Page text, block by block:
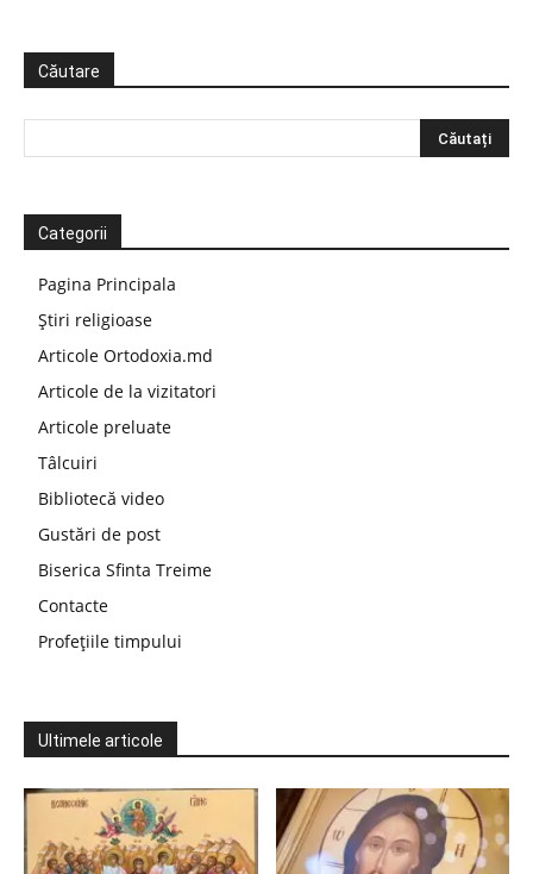
Căutare
Categorii
Pagina Principala
Știri religioase
Articole Ortodoxia.md
Articole de la vizitatori
Articole preluate
Tâlcuiri
Bibliotecă video
Gustări de post
Biserica Sfinta Treime
Contacte
Profețiile timpului
Ultimele articole